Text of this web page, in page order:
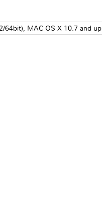
64bit), MAC OS X 10.7 and up